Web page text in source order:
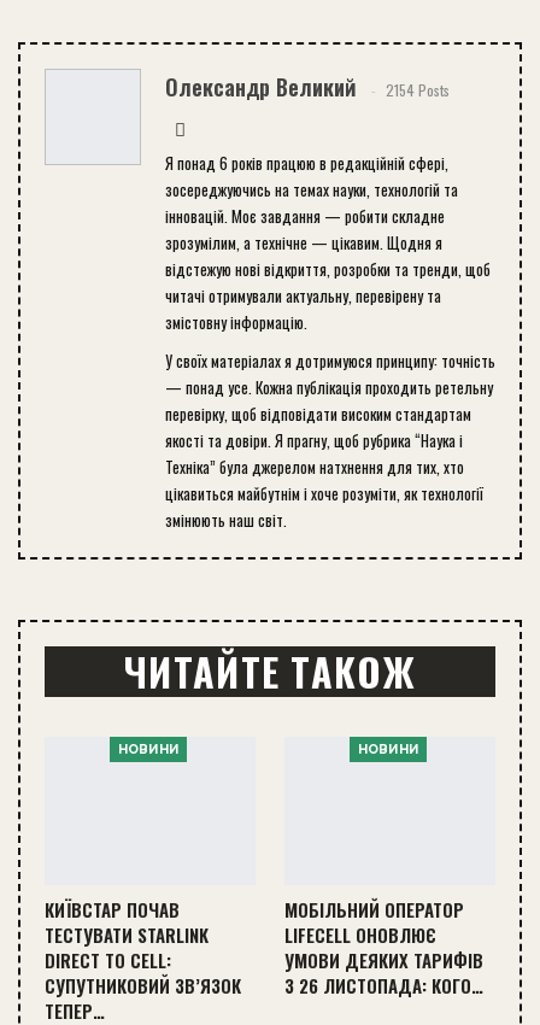
Олександр Великий 2154 Posts
Я понад 6 років працюю в редакційній сфері,
зосереджуючись на темах науки, технологій та
інновацій. Моє завдання — робити складне
зрозумілим, а технічне — цікавим. Щодня я
відстежую нові відкриття, розробки та тренди, щоб
читачі отримували актуальну, перевірену та
змістовну інформацію.
У своїх матеріалах я дотримуюся принципу: точність
— понад усе. Кожна публікація проходить ретельну
перевірку, щоб відповідати високим стандартам
якості та довіри. Я прагну, щоб рубрика “Наука і
Техніка” була джерелом натхнення для тих, хто
цікавиться майбутнім і хоче розуміти, як технології
змінюють наш світ.
ЧИТАЙТЕ ТАКОЖ
НОВИНИ
КИЇВСТАР ПОЧАВ
ТЕСТУВАТИ STARLINK
DIRECT TO CELL:
СУПУТНИКОВИЙ ЗВ’ЯЗОК
ТЕПЕР…
НОВИНИ
МОБІЛЬНИЙ ОПЕРАТОР
LIFECELL ОНОВЛЮЄ
УМОВИ ДЕЯКИХ ТАРИФІВ
З 26 ЛИСТОПАДА: КОГО…